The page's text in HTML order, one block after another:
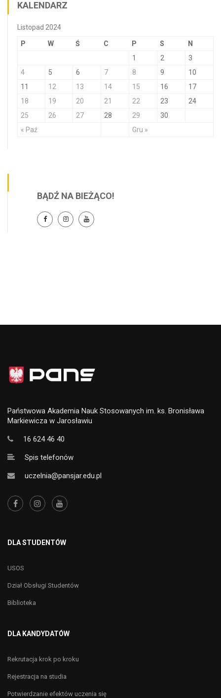
KALENDARZ
Listopad 2024
P W Ś C P S N
« Paź Gru »
1 2
3
4
5 6 7 8 9
10
11
12 13 14 15 16
17
18
19 20 21 22 23
24
25
26 27 28 29 30
BĄDŹ NA BIEŻĄCO!
Państwowa Akademia Nauk Stosowanych im. ks. Bronisława
Markiewicza w Jarosławiu
16 624 46 40
Spis telefonów
uczelnia@pansjar.edu.pl
DLA STUDENTÓW
USOS
Dział Obsługi Studentów
Biblioteka
DLA KANDYDATÓW
Rekrutacja krok po kroku
Rejestracja na studia
Potwierdzanie efektów uczenia się